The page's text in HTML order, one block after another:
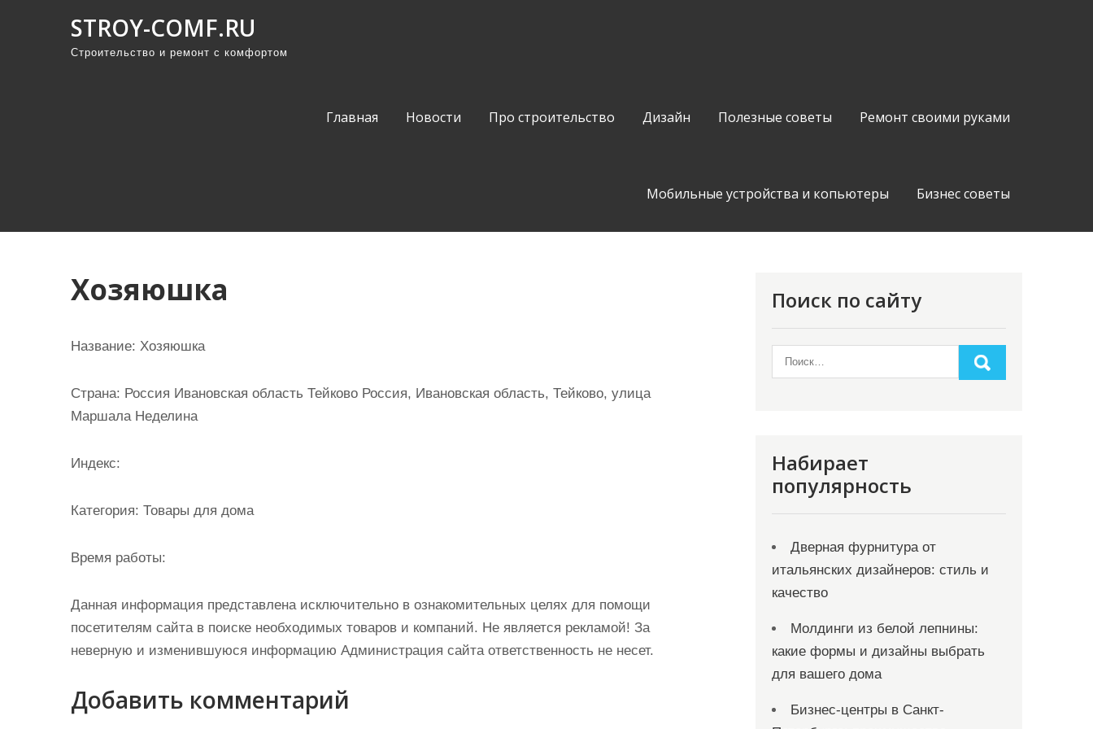
STROY-COMF.RU
Строительство и ремонт с комфортом
Главная Новости Про строительство Дизайн Полезные советы Ремонт своими руками
Мобильные устройства и копьютеры Бизнес советы
Хозяюшка
Название: Хозяюшка
Страна: Россия Ивановская область Тейково Россия, Ивановская область, Тейково, улица
Маршала Неделина
Индекс:
Категория: Товары для дома
Время работы:
Данная информация представлена исключительно в ознакомительных целях для помощи
посетителям сайта в поиске необходимых товаров и компаний. Не является рекламой! За
неверную и изменившуюся информацию Администрация сайта ответственность не несет.
Добавить комментарий
Поиск по сайту
Набирает
популярность
Дверная фурнитура от
итальянских дизайнеров: стиль и
качество
Молдинги из белой лепнины:
какие формы и дизайны выбрать
для вашего дома
Бизнес-центры в Санкт-